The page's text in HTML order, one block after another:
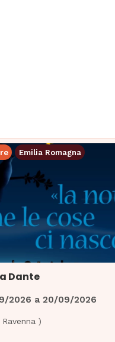
Emilia Romagna
Dante
2026 a 20/09/2026
Ravenna )